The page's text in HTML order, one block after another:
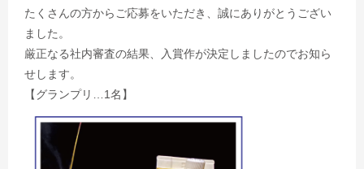
たくさんの方からご応募をいただき、誠にありがとうござい
ました。
厳正なる社内審査の結果、入賞作が決定しましたのでお知ら
せします。
【グランプリ…1名】